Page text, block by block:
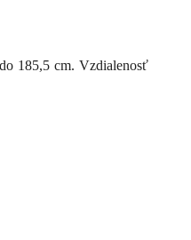
185,5 cm. Vzdialenosť